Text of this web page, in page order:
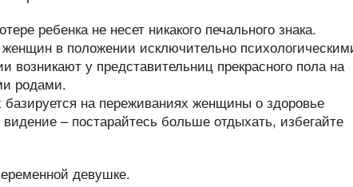
ребенка не несет никакого печального знака.
в положении исключительно
у представительниц прекрасного пола на
родами.
на переживаниях женщины о здоровье
– постарайтесь больше отдыхать, избегайте